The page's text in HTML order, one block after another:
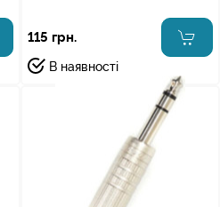
115 грн.
В наявності